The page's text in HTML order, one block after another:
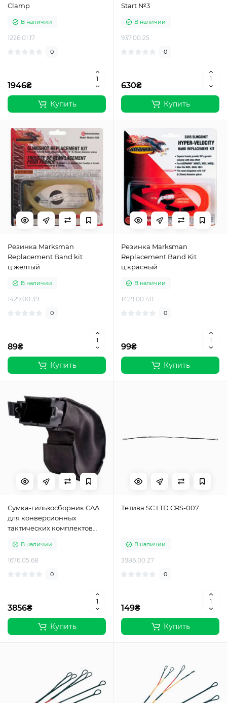
Clamp
В наличии
1226.01.17
0
1946₴
Купить
Start №3
В наличии
937.00.25
0
630₴
Купить
Резинка Marksman
Replacement Band kit
ц:желтый
В наличии
1429.00.39
0
89₴
Купить
Резинка Marksman
Replacement Band Kit
ц:красный
В наличии
1429.00.40
0
99₴
Купить
Сумка-гильзосборник CAA
для конверсионных
тактических комплектов
В наличии
1676.05.68
0
3856₴
Купить
Тетива SC LTD CRS-007
В наличии
3986.00.27
0
149₴
Купить